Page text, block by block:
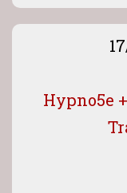
Hypno5e